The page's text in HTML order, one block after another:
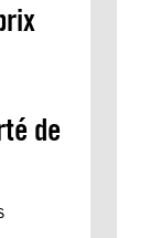
de